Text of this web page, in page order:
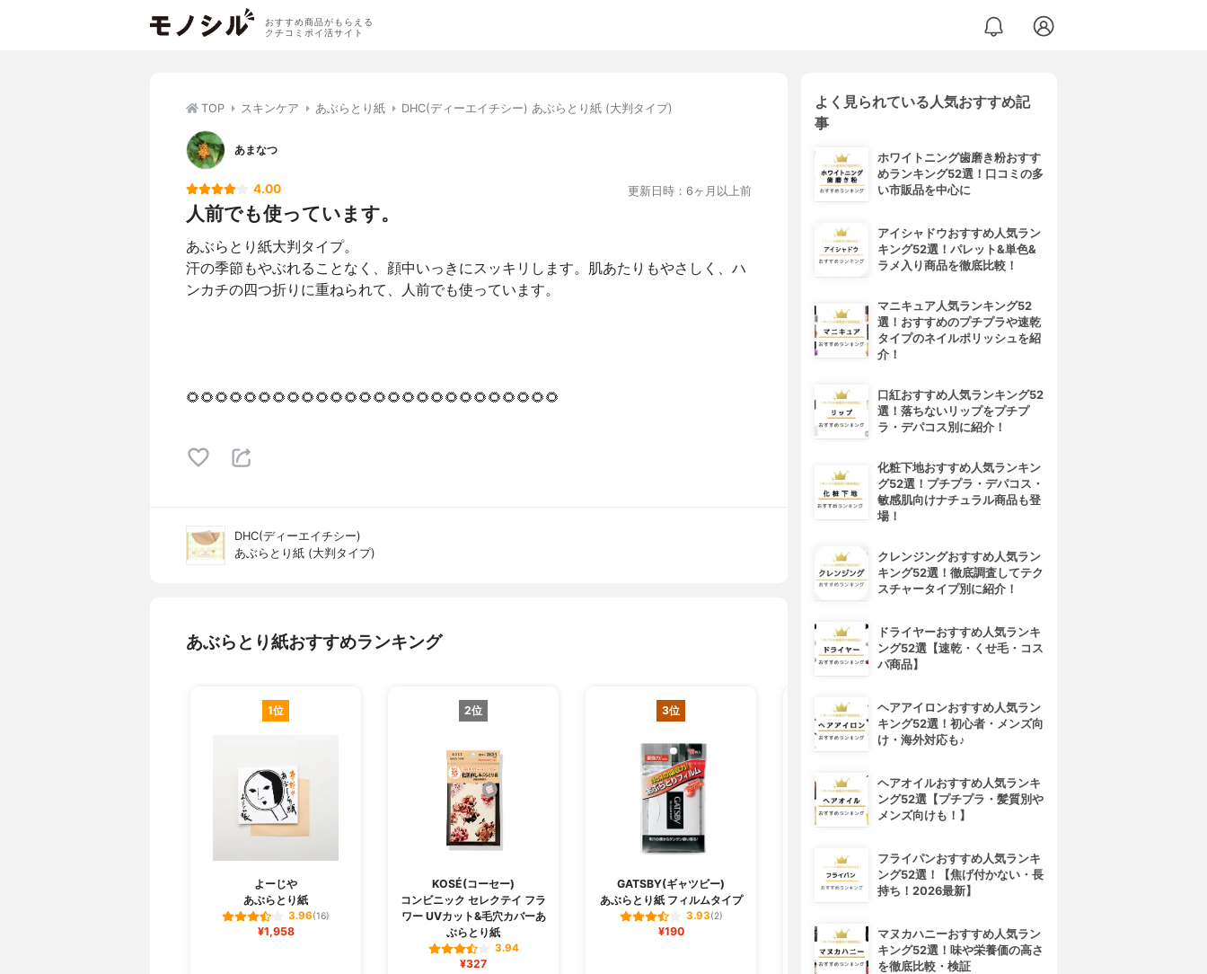
おすすめ商品がもらえる
クチコミポイ活サイト
TOP スキンケア あぶらとり紙 DHC(ディーエイチシー) あぶらとり紙 (大判タイプ)
あまなつ
4.00 更新日時：6ヶ月以上前
人前でも使っています。
あぶらとり紙大判タイプ。
汗の季節もやぶれることなく、顔中いっきにスッキリします。肌あたりもやさしく、ハ
ンカチの四つ折りに重ねられて、人前でも使っています。
🌻🌻🌻🌻🌻🌻🌻🌻🌻🌻🌻🌻🌻🌻🌻🌻🌻🌻🌻🌻🌻🌻🌻🌻🌻🌻
DHC(ディーエイチシー)
あぶらとり紙 (大判タイプ)
あぶらとり紙おすすめランキング
1位
よーじや
あぶらとり紙
3.96(16)
¥1,958
2位
KOSÉ(コーセー)
コンビニック セレクテイ フラ
ワー UVカット&毛穴カバーあ
ぶらとり紙
3.94
¥327
3位
GATSBY(ギャツビー)
あぶらとり紙 フィルムタイプ
3.93(2)
¥190
4位
無印良品(MUJI)
紙おしろい
¥190
GATSBY(ギャツビー)
よく見られている人気おすすめ記
事
ホワイトニング歯磨き粉おすす
めランキング52選！口コミの多
い市販品を中心に
アイシャドウおすすめ人気ラン
キング52選！パレット&単色&
ラメ入り商品を徹底比較！
マニキュア人気ランキング52
選！おすすめのプチプラや速乾
タイプのネイルポリッシュを紹
介！
口紅おすすめ人気ランキング52
選！落ちないリップをプチプ
ラ・デパコス別に紹介！
化粧下地おすすめ人気ランキン
グ52選！プチプラ・デパコス・
敏感肌向けナチュラル商品も登
場！
クレンジングおすすめ人気ラン
キング52選！徹底調査してテク
スチャータイプ別に紹介！
ドライヤーおすすめ人気ランキ
ング52選【速乾・くせ毛・コス
パ商品】
ヘアアイロンおすすめ人気ラン
キング52選！初心者・メンズ向
け・海外対応も♪
ヘアオイルおすすめ人気ランキ
ング52選【プチプラ・髪質別や
メンズ向けも！】
フライパンおすすめ人気ランキ
ング52選！【焦げ付かない・長
持ち！2026最新】
マヌカハニーおすすめ人気ラン
キング52選！味や栄養価の高さ
を徹底比較・検証